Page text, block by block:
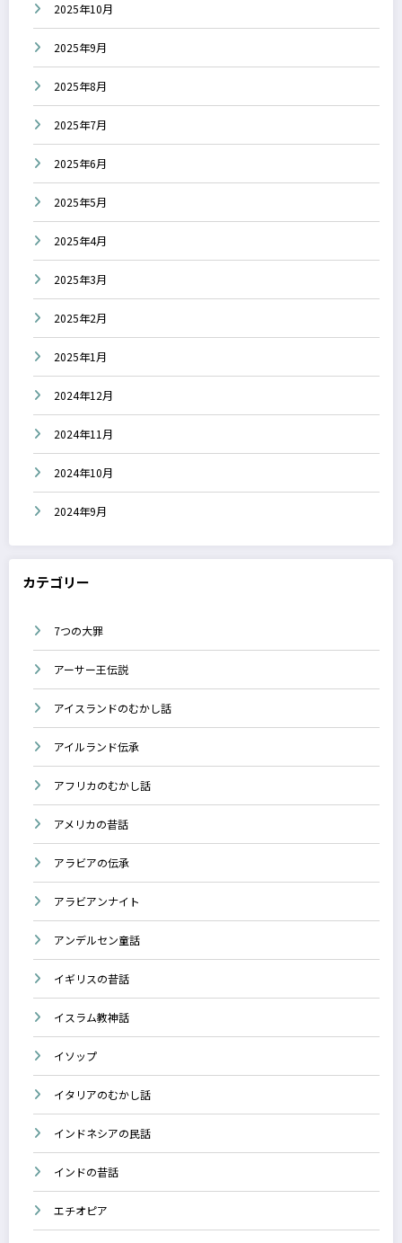
2025年10月
2025年9月
2025年8月
2025年7月
2025年6月
2025年5月
2025年4月
2025年3月
2025年2月
2025年1月
2024年12月
2024年11月
2024年10月
2024年9月
カテゴリー
7つの大罪
アーサー王伝説
アイスランドのむかし話
アイルランド伝承
アフリカのむかし話
アメリカの昔話
アラビアの伝承
アラビアンナイト
アンデルセン童話
イギリスの昔話
イスラム教神話
イソップ
イタリアのむかし話
インドネシアの民話
インドの昔話
エチオピア